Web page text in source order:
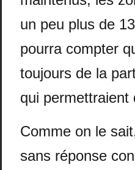
un peu plus de
pourra compter
toujours de la
qui
Comme on le
sans réponse